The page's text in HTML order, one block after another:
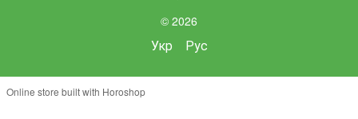
© 2026
Укр Рус
Online store built with Horoshop